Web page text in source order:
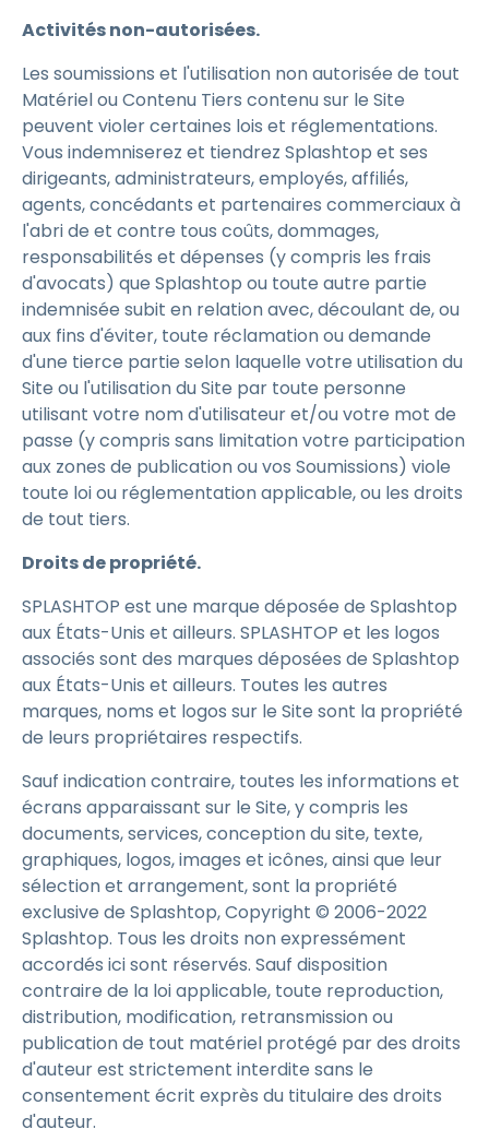
Activités non-autorisées.
Les soumissions et l'utilisation non autorisée de tout
Matériel ou Contenu Tiers contenu sur le Site
peuvent violer certaines lois et réglementations.
Vous indemniserez et tiendrez Splashtop et ses
dirigeants, administrateurs, employés, affilié́s,
agents, concédants et partenaires commerciaux à
l'abri de et contre tous coûts, dommages,
responsabilités et dépenses (y compris les frais
d'avocats) que Splashtop ou toute autre partie
indemnisée subit en relation avec, découlant de, ou
aux fins d'éviter, toute réclamation ou demande
d'une tierce partie selon laquelle votre utilisation du
Site ou l'utilisation du Site par toute personne
utilisant votre nom d'utilisateur et/ou votre mot de
passe (y compris sans limitation votre participation
aux zones de publication ou vos Soumissions) viole
toute loi ou réglementation applicable, ou les droits
de tout tiers.
Droits de propriété.
SPLASHTOP est une marque déposée de Splashtop
aux États-Unis et ailleurs. SPLASHTOP et les logos
associés sont des marques déposées de Splashtop
aux États-Unis et ailleurs. Toutes les autres
marques, noms et logos sur le Site sont la propriété
de leurs propriétaires respectifs.
Sauf indication contraire, toutes les informations et
écrans apparaissant sur le Site, y compris les
documents, services, conception du site, texte,
graphiques, logos, images et icônes, ainsi que leur
sélection et arrangement, sont la propriété
exclusive de Splashtop, Copyright © 2006-2022
Splashtop. Tous les droits non expressément
accordés ici sont réservés. Sauf disposition
contraire de la loi applicable, toute reproduction,
distribution, modification, retransmission ou
publication de tout matériel protégé par des droits
d'auteur est strictement interdite sans le
consentement écrit exprès du titulaire des droits
d'auteur.